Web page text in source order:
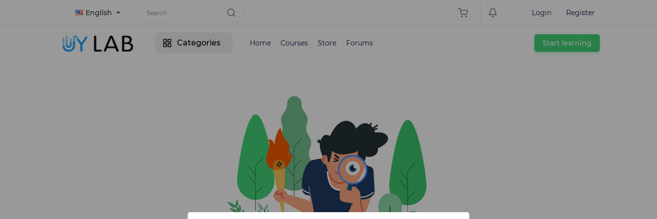
English Login Register
Categories Home Courses Store Forums Start learning